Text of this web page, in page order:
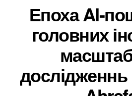
Епоха AI-
головних